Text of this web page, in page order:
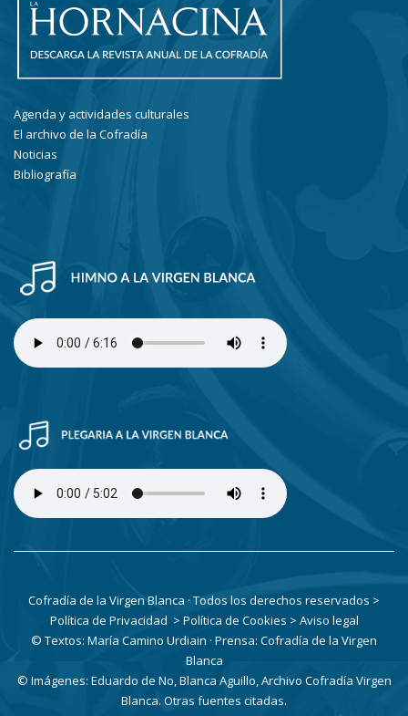
Agenda y actividades culturales
El archivo de la Cofradía
Noticias
Bibliografía
Cofradía de la Virgen Blanca · Todos los derechos reservados >
Política de Privacidad > Política de Cookies > Aviso legal
© Textos: María Camino Urdiain · Prensa: Cofradía de la Virgen
Blanca
© Imágenes: Eduardo de No, Blanca Aguillo, Archivo Cofradía Virgen
Blanca. Otras fuentes citadas.